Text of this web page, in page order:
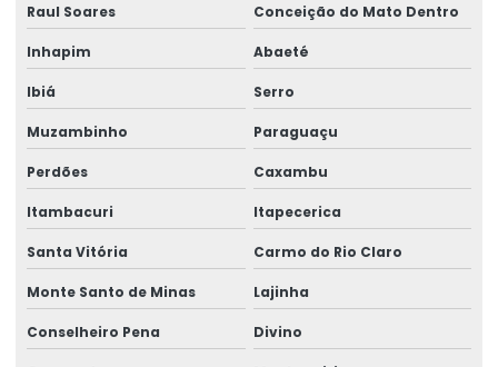
Talha Elétrica Aço Inox Para Setores Críticos
Talha Elétrica Cabo De Aço
Talha Elétrica Capacidade 5 Toneladas
Talha Elétrica Com Capacidade Até 5 Toneladas
Talha Elétrica Com Controle Inteligente
Talha Elétrica Com Inversor De Frequência
Raul Soares Conceição do Mato Dentro
Inhapim Abaeté
Ibiá Serro
Muzambinho Paraguaçu
Perdões Caxambu
Itambacuri Itapecerica
Santa Vitória Carmo do Rio Claro
Monte Santo de Minas Lajinha
Conselheiro Pena Divino